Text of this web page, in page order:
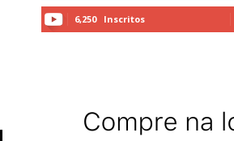
6,250 Inscritos